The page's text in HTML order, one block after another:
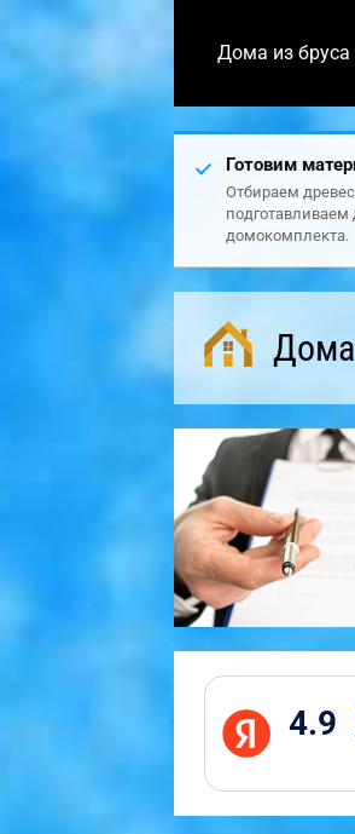
Дома из бруса
Готовим
Отбираем
подготавливаем
домокомплекта.
4.9